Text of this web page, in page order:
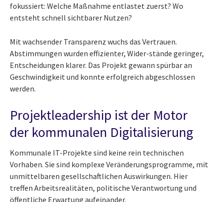
fokussiert: Welche Maßnahme entlastet zuerst? Wo
entsteht schnell sichtbarer Nutzen?
Mit wachsender Transparenz wuchs das Vertrauen.
Abstimmungen wurden effizienter, Wider-stände geringer,
Entscheidungen klarer. Das Projekt gewann spürbar an
Geschwindigkeit und konnte erfolgreich abgeschlossen
werden.
Projektleadership ist der Motor
der kommunalen Digitalisierung
Kommunale IT-Projekte sind keine rein technischen
Vorhaben. Sie sind komplexe Veränderungsprogramme, mit
unmittelbaren gesellschaftlichen Auswirkungen. Hier
treffen Arbeitsrealitäten, politische Verantwortung und
öffentliche Erwartung aufeinander.